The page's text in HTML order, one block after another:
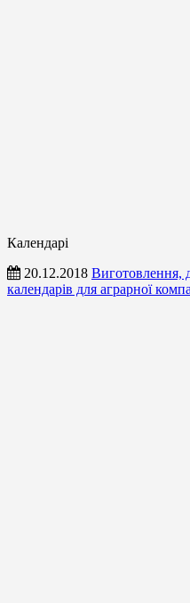
Календарі
20.12.2018 Виготовлення,
календарів для аграрної